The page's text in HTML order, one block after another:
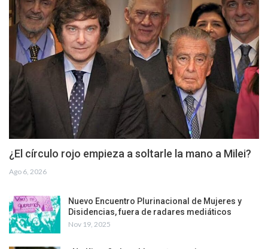
¿El círculo rojo empieza a soltarle la mano a Milei?
Ago 6, 2026
Nuevo Encuentro Plurinacional de Mujeres y
Disidencias, fuera de radares mediáticos
Nov 19, 2025